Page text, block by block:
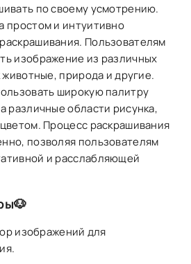
по своему усмотрению.
простом и интуитивно
Пользователям
изображение из различных
животные, природа и другие.
широкую палитру
различные области рисунка,
Процесс раскрашивания
позволяя пользователям
и расслабляющей
изображений для